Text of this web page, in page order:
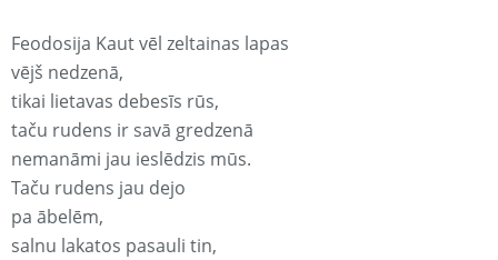
Feodosija Kaut vēl zeltainas lapas
vējš nedzenā,
tikai lietavas debesīs rūs,
taču rudens ir savā gredzenā
nemanāmi jau ieslēdzis mūs.
Taču rudens jau dejo
pa ābelēm,
salnu lakatos pasauli tin,